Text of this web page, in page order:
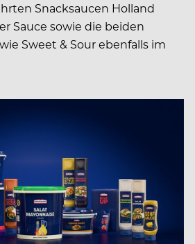
Snacksaucen Holland
Sauce sowie die beiden
Sweet & Sour ebenfalls im